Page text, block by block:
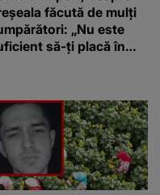
făcută de mulți
„Nu este
să-ți placă în